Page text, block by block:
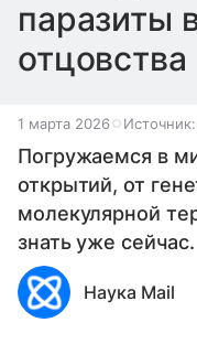
паразиты
отцовства
1 марта 2026 Источник:
Погружаемся в
открытий, от
молекулярной
знать уже сейчас.
Наука Mail